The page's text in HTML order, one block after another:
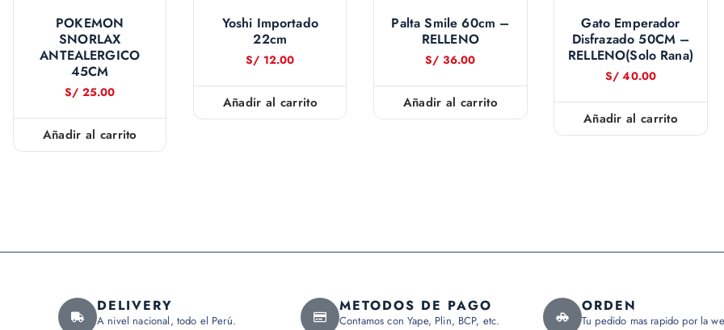
POKEMON
SNORLAX
ANTEALERGICO
45CM
S/ 25.00
Añadir al carrito
Yoshi Importado
22cm
S/ 12.00
Añadir al carrito
Palta Smile 60cm –
RELLENO
S/ 36.00
Añadir al carrito
Gato Emperador
Disfrazado 50CM –
RELLENO(solo Rana)
S/ 40.00
Añadir al carrito
DELIVERY
A nivel nacional, todo el Perú.
METODOS DE PAGO
Contamos con Yape, Plin, BCP, etc.
ORDEN
Tu pedido mas rapido por la